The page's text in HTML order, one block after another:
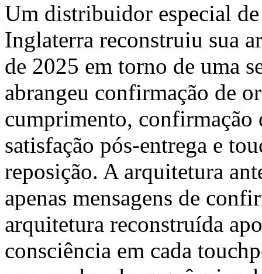
Um distribuidor especial
Inglaterra reconstruiu sua
de 2025 em torno de uma
abrangeu confirmação de
cumprimento, confirmação
satisfação pós-entrega e
reposição. A arquitetura
apenas mensagens de
arquitetura reconstruída
consciência em cada